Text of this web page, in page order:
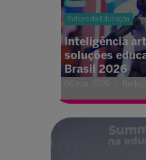
Futuro da Educação
Inteligência
soluções
Brasil 2026
06 mai. 2026